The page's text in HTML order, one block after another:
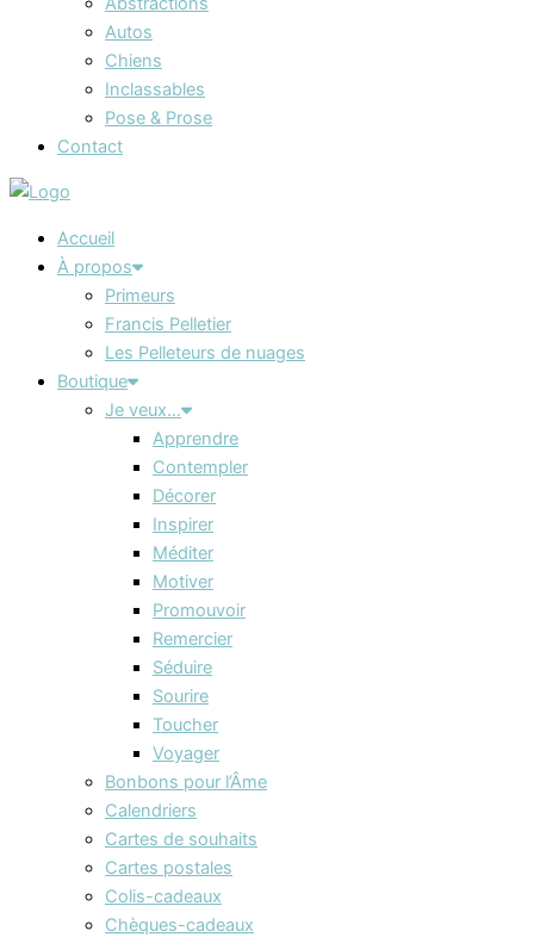
Autos
Chiens
Inclassables
Pose & Prose
Contact
Accueil
À propos
Primeurs
Francis Pelletier
Les Pelleteurs de nuages
Boutique
Je veux…
Apprendre
Contempler
Décorer
Inspirer
Méditer
Motiver
Promouvoir
Remercier
Séduire
Sourire
Toucher
Voyager
Bonbons pour l’Âme
Calendriers
Cartes de souhaits
Cartes postales
Colis-cadeaux
Chèques-cadeaux